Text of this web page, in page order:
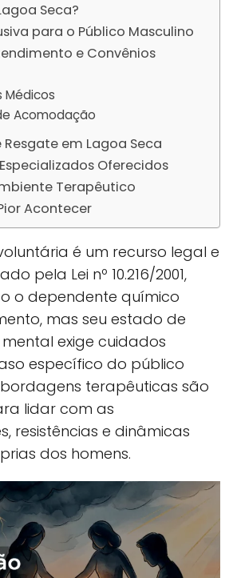
Seca?
para o Público Masculino
e Convênios
Médicos
Acomodação
Resgate em Lagoa Seca
Oferecidos
Terapêutico
Acontecer
é um recurso legal e
pela Lei nº 10.216/2001,
o dependente químico
mas seu estado de
exige cuidados
específico do público
terapêuticas são
lidar com as
resistências e dinâmicas
dos homens.